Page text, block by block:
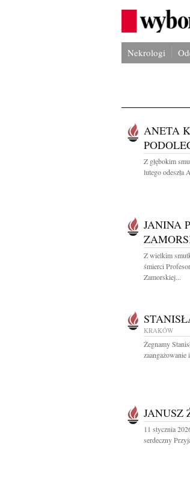
Nekrologi
ANETA
Z głębokim
lutego odeszła
JANINA
Z wielkim
śmierci
Zamorskiej...
KRAKÓW
Żegnamy
zaangażowanie
JANUSZ
11 stycznia
serdeczny